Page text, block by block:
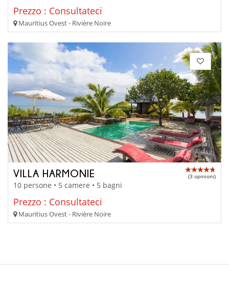
Prezzo : Consultateci
Mauritius Ovest - Rivière Noire
VILLA HARMONIE (3 opinioni)
10 persone • 5 camere • 5 bagni
Prezzo : Consultateci
Mauritius Ovest - Rivière Noire